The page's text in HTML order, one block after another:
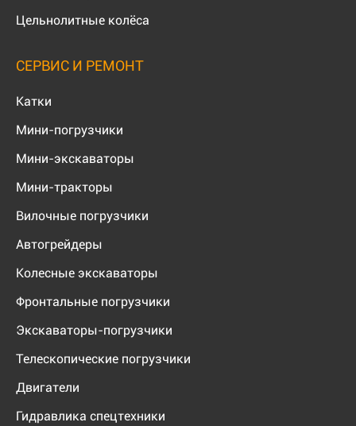
Цельнолитные колёса
СЕРВИС И РЕМОНТ
Катки
Мини-погрузчики
Мини-экскаваторы
Мини-тракторы
Вилочные погрузчики
Автогрейдеры
Колесные экскаваторы
Фронтальные погрузчики
Экскаваторы-погрузчики
Телескопические погрузчики
Двигатели
Гидравлика спецтехники